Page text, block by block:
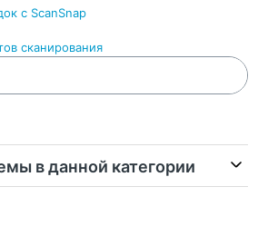
с ScanSnap
сканирования
в данной категории